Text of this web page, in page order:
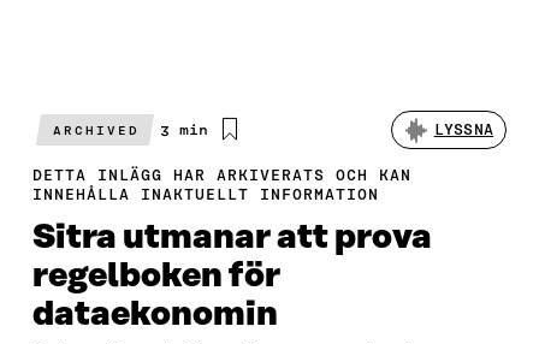
ARCHIVED
Beräknad
3 min LYSSNA
DETTA INLÄGG HAR ARKIVERATS OCH KAN
INNEHÅLLA INAKTUELLT INFORMATION
Sitra utmanar att prova
regelboken för
dataekonomin